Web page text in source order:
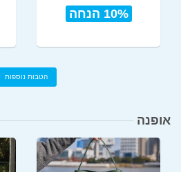
10% הנחה
הטבות נוספות
אופנה